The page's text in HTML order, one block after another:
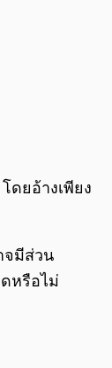
ดยอ้างเพียง
จมีส่วน
หรือไม่